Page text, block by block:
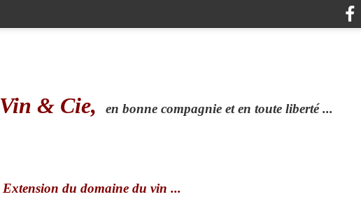
Vin & Cie, en bonne compagnie et en toute liberté ...
Extension du domaine du vin ...